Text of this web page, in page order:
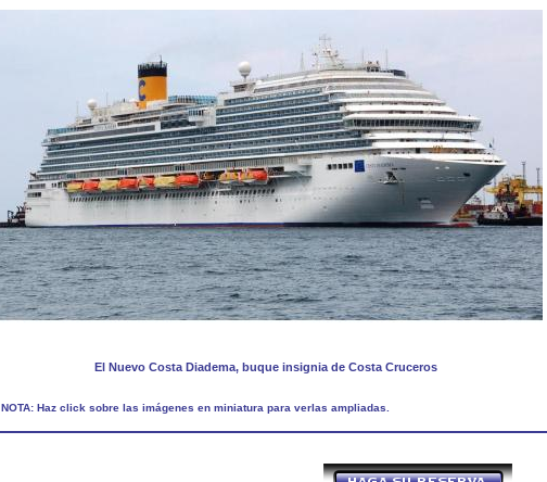
El Nuevo Costa Diadema, buque insignia de Costa Cruceros
NOTA: Haz click sobre las imágenes en miniatura para verlas ampliadas.